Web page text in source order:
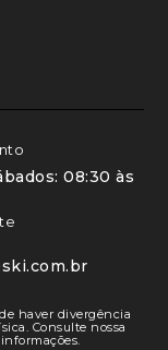
08:30 às
haver divergência
Consulte nossa